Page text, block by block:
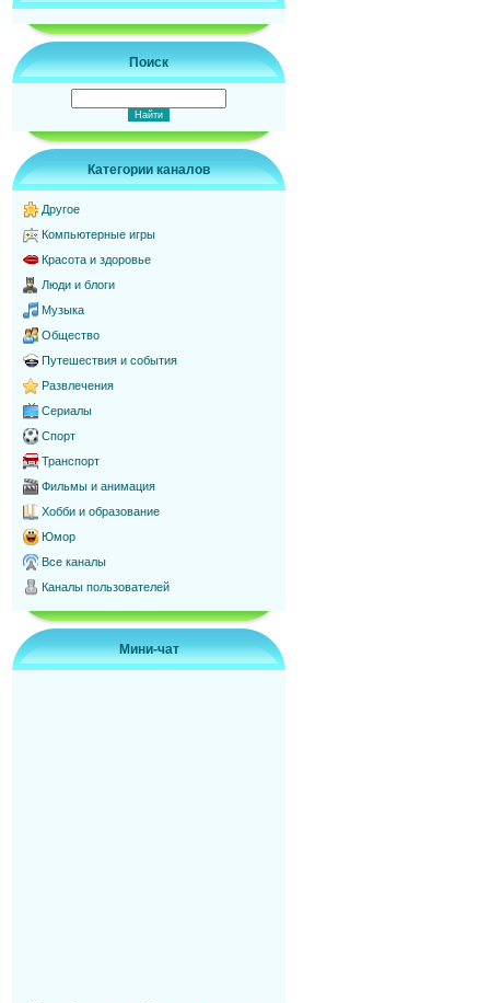
Поиск
Категории каналов
Другое
Компьютерные игры
Красота и здоровье
Люди и блоги
Музыка
Общество
Путешествия и события
Развлечения
Сериалы
Спорт
Транспорт
Фильмы и анимация
Хобби и образование
Юмор
Все каналы
Каналы пользователей
Мини-чат